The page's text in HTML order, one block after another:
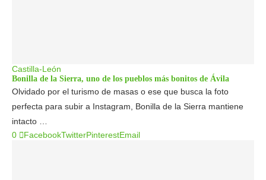
Castilla-León
Bonilla de la Sierra, uno de los pueblos más bonitos de Ávila
Olvidado por el turismo de masas o ese que busca la foto
perfecta para subir a Instagram, Bonilla de la Sierra mantiene
intacto …
0
FacebookTwitterPinterestEmail